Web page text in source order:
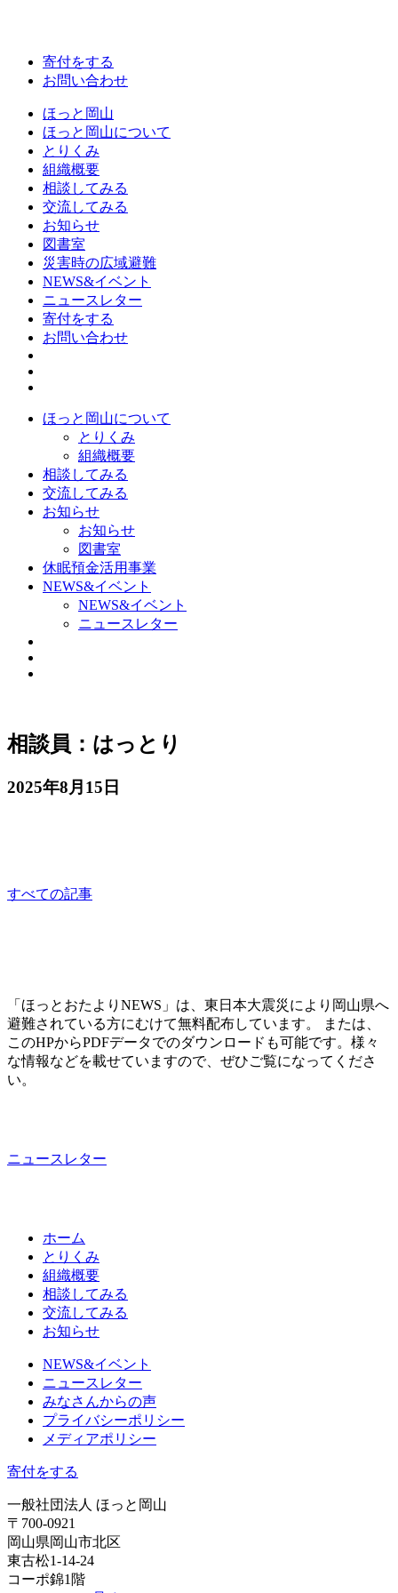
寄付をする
お問い合わせ
ほっと岡山
ほっと岡山について
とりくみ
組織概要
相談してみる
交流してみる
お知らせ
図書室
災害時の広域避難
NEWS&イベント
ニュースレター
寄付をする
お問い合わせ
ほっと岡山について
とりくみ
組織概要
相談してみる
交流してみる
お知らせ
お知らせ
図書室
休眠預金活用事業
NEWS&イベント
NEWS&イベント
ニュースレター
相談員：はっとり
2025年8月15日
すべての記事
「ほっとおたよりNEWS」は、東日本大震災により岡山県へ
避難されている方にむけて無料配布しています。 または、
このHPからPDFデータでのダウンロードも可能です。様々
な情報などを載せていますので、ぜひご覧になってくださ
い。
ニュースレター
ホーム
とりくみ
組織概要
相談してみる
交流してみる
お知らせ
NEWS&イベント
ニュースレター
みなさんからの声
プライバシーポリシー
メディアポリシー
寄付をする
一般社団法人 ほっと岡山
〒700-0921
岡山県岡山市北区
東古松1-14-24
コーポ錦1階